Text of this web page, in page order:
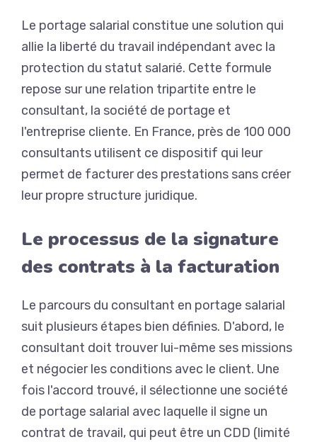
Le portage salarial constitue une solution qui
allie la liberté du travail indépendant avec la
protection du statut salarié. Cette formule
repose sur une relation tripartite entre le
consultant, la société de portage et
l'entreprise cliente. En France, près de 100 000
consultants utilisent ce dispositif qui leur
permet de facturer des prestations sans créer
leur propre structure juridique.
Le processus de la signature
des contrats à la facturation
Le parcours du consultant en portage salarial
suit plusieurs étapes bien définies. D'abord, le
consultant doit trouver lui-même ses missions
et négocier les conditions avec le client. Une
fois l'accord trouvé, il sélectionne une société
de portage salarial avec laquelle il signe un
contrat de travail, qui peut être un CDD (limité